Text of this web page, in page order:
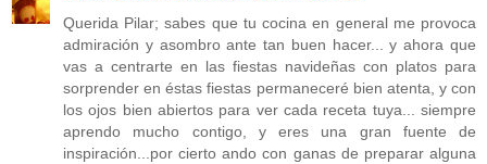
Querida Pilar; sabes que tu cocina en general me provoca
admiración y asombro ante tan buen hacer... y ahora que
vas a centrarte en las fiestas navideñas con platos para
sorprender en éstas fiestas permaneceré bien atenta, y con
los ojos bien abiertos para ver cada receta tuya... siempre
aprendo mucho contigo, y eres una gran fuente de
inspiración...por cierto ando con ganas de preparar alguna